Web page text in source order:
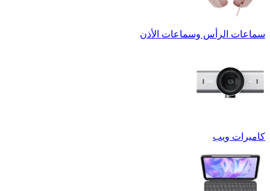
سماعات الرأس وسماعات الأذن
كاميرات ويب